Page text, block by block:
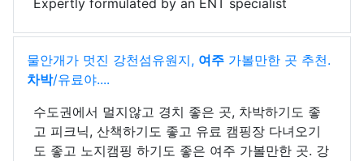
Expertly formulated by an ENT specialist
물안개가 멋진 강천섬유원지, 여주 가볼만한 곳 추천.
차박/유료야....
수도권에서 멀지않고 경치 좋은 곳, 차박하기도 좋
고 피크닉, 산책하기도 좋고 유료 캠핑장 다녀오기
도 좋고 노지캠핑 하기도 좋은 여주 가볼만한 곳. 강